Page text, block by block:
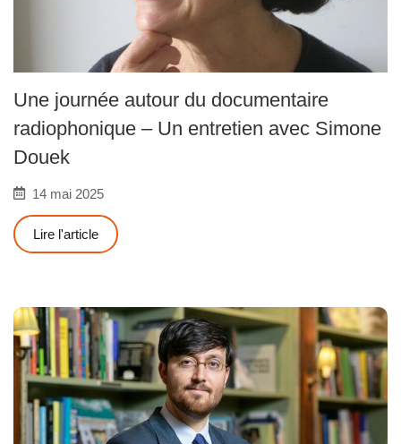
Une journée autour du documentaire
radiophonique – Un entretien avec Simone
Douek
14 mai 2025
Lire l'article